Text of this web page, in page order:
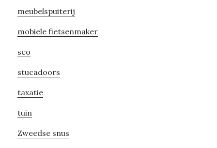
meubelspuiterij
mobiele fietsenmaker
seo
stucadoors
taxatie
tuin
Zweedse snus